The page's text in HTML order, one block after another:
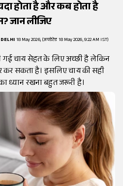
होता है और कब होता है
जान लीजिए
18 May 2026, (अपडेटेड 18 May 2026, 9:22 AM IST)
गई चाय सेहत के लिए अच्छी है लेकिन
कर सकता है। इसलिए चाय की सही
ध्यान रखना बहुत जरूरी है।